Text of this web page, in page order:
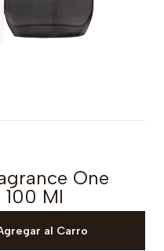
One
Ml
al Carro